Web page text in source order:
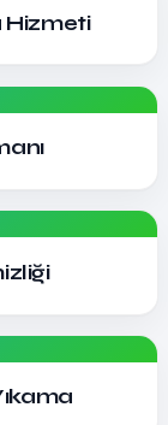
Hizmeti